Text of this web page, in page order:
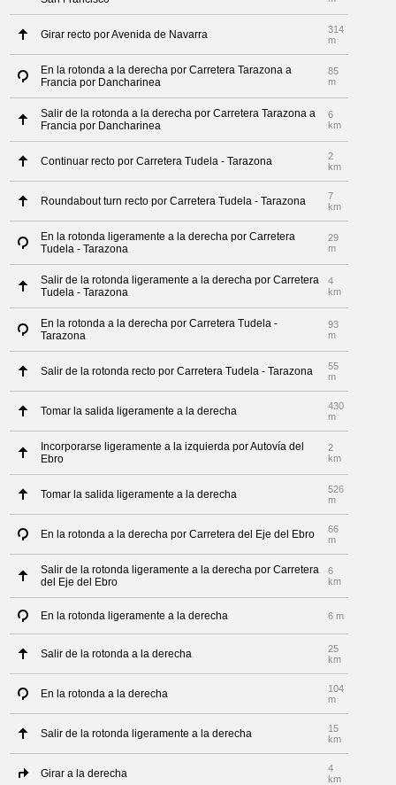
Girar recto por Avenida de Navarra
314
m
En la rotonda a la derecha por Carretera Tarazona a
Francia por Dancharinea
85
m
Salir de la rotonda a la derecha por Carretera Tarazona a
Francia por Dancharinea
6
km
Continuar recto por Carretera Tudela - Tarazona
2
km
Roundabout turn recto por Carretera Tudela - Tarazona
7
km
En la rotonda ligeramente a la derecha por Carretera
Tudela - Tarazona
29
m
Salir de la rotonda ligeramente a la derecha por Carretera
Tudela - Tarazona
4
km
En la rotonda a la derecha por Carretera Tudela -
Tarazona
93
m
Salir de la rotonda recto por Carretera Tudela - Tarazona
55
m
Tomar la salida ligeramente a la derecha
430
m
Incorporarse ligeramente a la izquierda por Autovía del
Ebro
2
km
Tomar la salida ligeramente a la derecha
526
m
En la rotonda a la derecha por Carretera del Eje del Ebro
66
m
Salir de la rotonda ligeramente a la derecha por Carretera
del Eje del Ebro
6
km
En la rotonda ligeramente a la derecha 6 m
Salir de la rotonda a la derecha
25
km
En la rotonda a la derecha
104
m
Salir de la rotonda ligeramente a la derecha
15
km
Girar a la derecha
4
km